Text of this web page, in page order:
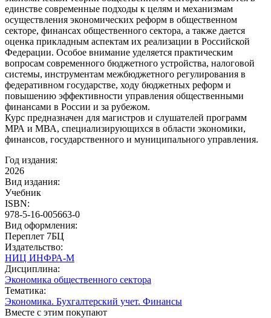
единстве современные подходы к целям и механизмам
осуществления экономических реформ в общественном
секторе, финансах общественного сектора, а также дается
оценка прикладным аспектам их реализации в Российской
Федерации. Особое внимание уделяется практическим
вопросам современного бюджетного устройства, налоговой
системы, инструментам межбюджетного регулирования в
федеративном государстве, ходу бюджетных реформ и
повышению эффективности управления общественными
финансами в России и за рубежом.
Курс предназначен для магистров и слушателей программ
МРА и МВА, специализирующихся в области экономики,
финансов, государственного и муниципального управления.
Год издания:
2026
Вид издания:
Учебник
ISBN:
978-5-16-005663-0
Вид оформления:
Переплет 7БЦ
Издательство:
НИЦ ИНФРА-М
Дисциплина:
Экономика общественного сектора
Тематика:
Экономика. Бухгалтерский учет. Финансы
Вместе с этим покупают